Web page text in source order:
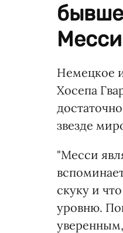
Немецкое
Хосепа
звезде
"Месси
скуку и
уровню.